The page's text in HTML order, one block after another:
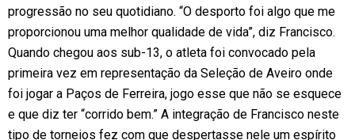
progressão no seu quotidiano. “O desporto foi algo que me
proporcionou uma melhor qualidade de vida”, diz Francisco.
Quando chegou aos sub-13, o atleta foi convocado pela
primeira vez em representação da Seleção de Aveiro onde
foi jogar a Paços de Ferreira, jogo esse que não se esquece
e que diz ter “corrido bem.” A integração de Francisco neste
tipo de torneios fez com que despertasse nele um espírito